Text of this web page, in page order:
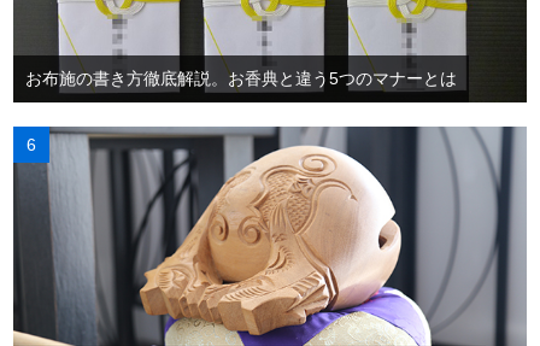
お布施の書き方徹底解説。お香典と違う5つのマナーとは